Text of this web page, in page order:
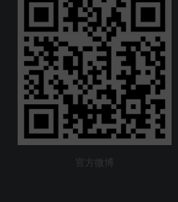
官方微博